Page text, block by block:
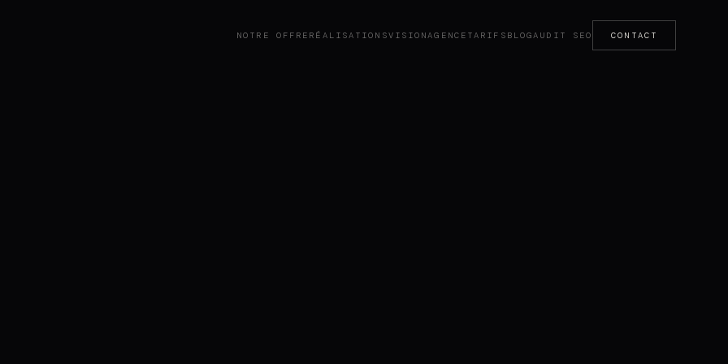
NOTRE OFFRE RÉALISATIONSVISIONAGENCE TARIFS BLOGAUDIT SEO CONTACT